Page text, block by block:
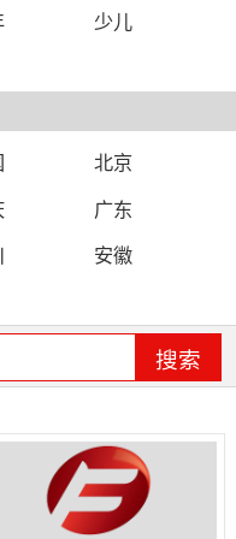
少儿
城市
北京
广东
安徽
山西
青海
广西
搜索